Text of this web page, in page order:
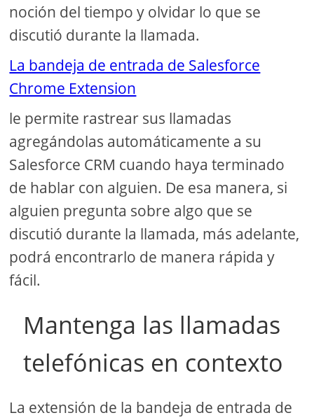
noción del tiempo y olvidar lo que se
discutió durante la llamada.
La bandeja de entrada de Salesforce
Chrome Extension
le permite rastrear sus llamadas
agregándolas automáticamente a su
Salesforce CRM cuando haya terminado
de hablar con alguien. De esa manera, si
alguien pregunta sobre algo que se
discutió durante la llamada, más adelante,
podrá encontrarlo de manera rápida y
fácil.
Mantenga las llamadas
telefónicas en contexto
La extensión de la bandeja de entrada de